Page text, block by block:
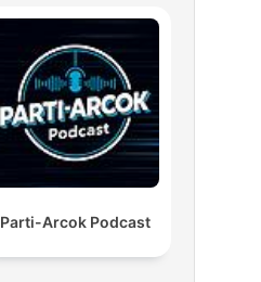
Parti-Arcok Podcast